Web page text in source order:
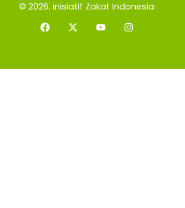
© 2026. inisiatif Zakat Indonesia